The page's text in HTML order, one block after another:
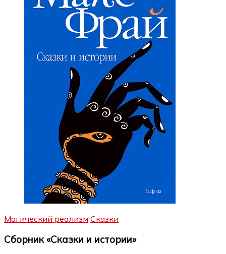
Магический реализм Сказки
Сборник «Сказки и истории»